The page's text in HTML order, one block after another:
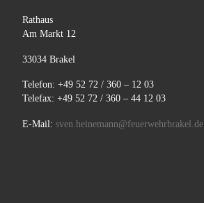
Rathaus
Am Markt 12
33034 Brakel
Telefon: +49 52 72 / 360 – 12 03
Telefax: +49 52 72 / 360 – 44 12 03
E-Mail: sven.heinemann@feuerwehrbrakel.de